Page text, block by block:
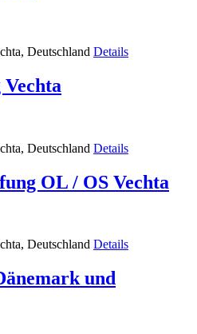
Deutschland Details
Deutschland Details
OL / OS Vechta
Deutschland Details
und